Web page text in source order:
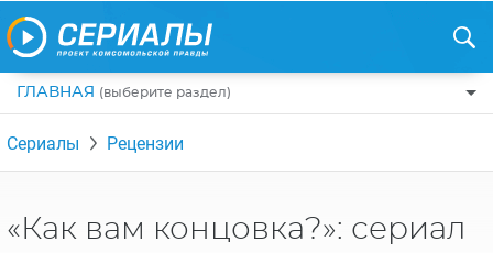
ГЛАВНАЯ (выберите раздел)
ПО ЖАНРАМ
КОМЕДИИ
ДРАМЫ
США
РЕЦЕНЗИИ
Сериалы Рецензии
«Как вам концовка?»: сериал